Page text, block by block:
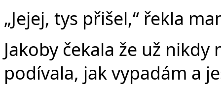
„Jejej, tys přišel,“ řekla
Jakoby čekala že už
podívala, jak vypadám a